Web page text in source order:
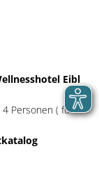
Eibl
Personen ( für